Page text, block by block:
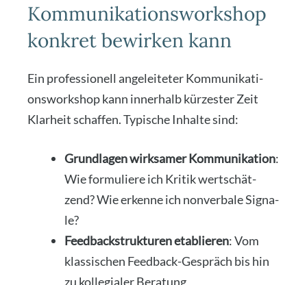
Kommunikationsworkshop
konkret bewirken kann
Ein pro­fes­sio­nell ange­lei­te­ter Kom­mu­ni­ka­ti­
ons­work­shop kann inner­halb kür­zes­ter Zeit
Klar­heit schaf­fen. Typi­sche Inhal­te sind:
Grund­la­gen wirk­sa­mer Kom­mu­ni­ka­ti­on:
Wie for­mu­lie­re ich Kri­tik wert­schät­
zend? Wie erken­ne ich non­ver­ba­le Signa­
le?
Feed­back­struk­tu­ren eta­blie­ren: Vom
klas­si­schen Feed­back-Gespräch bis hin
zu kol­le­gia­ler Bera­tung